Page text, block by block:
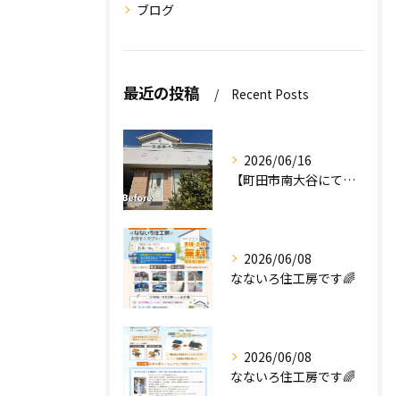
ブログ
最近の投稿 Recent Posts
2026/06/16
【町田市南大谷にて外壁塗装工事完工のお知らせ】
2026/06/08
なないろ住工房です🌈
2026/06/08
なないろ住工房です🌈